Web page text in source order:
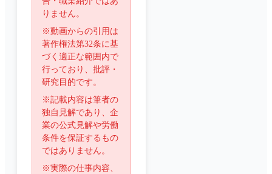
りません。
※動画からの引用は
著作権法第32条に基
づく適正な範囲内で
行っており、批評・
研究目的です。
※記載内容は筆者の
独自見解であり、企
業の公式見解や労働
条件を保証するもの
ではありません。
※実際の仕事内容、